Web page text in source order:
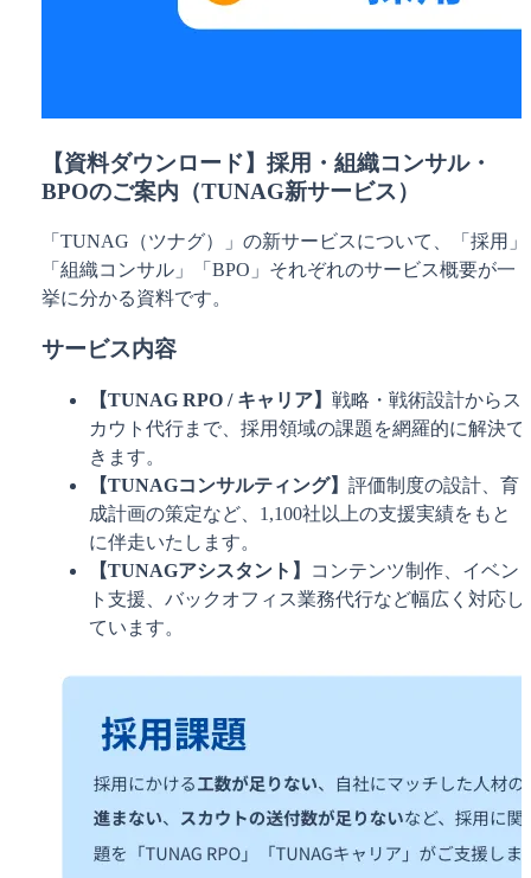
【資料ダウンロード】採用・組織コンサル・
BPOのご案内（TUNAG新サービス）
「TUNAG（ツナグ）」の新サービスについて、「採用」
「組織コンサル」「BPO」それぞれのサービス概要が一
挙に分かる資料です。
サービス内容
【TUNAG RPO / キャリア】 戦略・戦術設計からス
カウト代行まで、採用領域の課題を網羅的に解決で
きます。
【TUNAGコンサルティング】 評価制度の設計、育
成計画の策定など、1,100社以上の支援実績をもと
に伴走いたします。
【TUNAGアシスタント】
コンテンツ制作、イベン
ト支援、バックオフィス業務代行など幅広く対応し
ています。